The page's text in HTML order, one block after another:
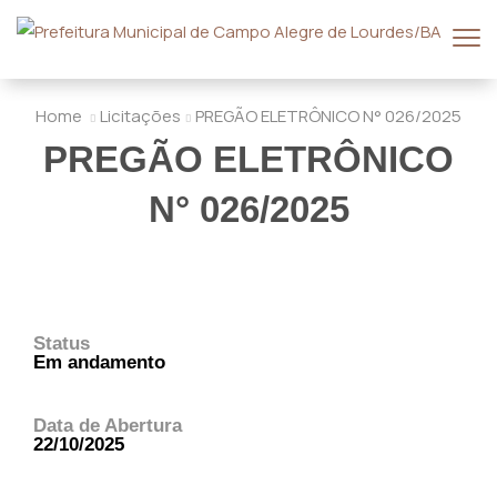
Home Licitações PREGÃO ELETRÔNICO N° 026/2025
PREGÃO ELETRÔNICO
N° 026/2025
Status
Em andamento
Data de Abertura
22/10/2025